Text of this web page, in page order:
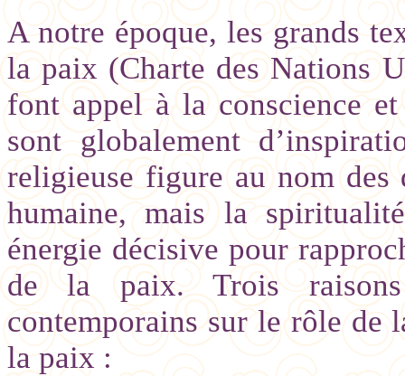
A notre époque, les grands
la paix (Charte des Nations
font appel à la conscience
sont globalement
religieuse figure au nom des
humaine, mais la
énergie décisive pour
de la paix. Trois
contemporains sur le rôle de
la paix :